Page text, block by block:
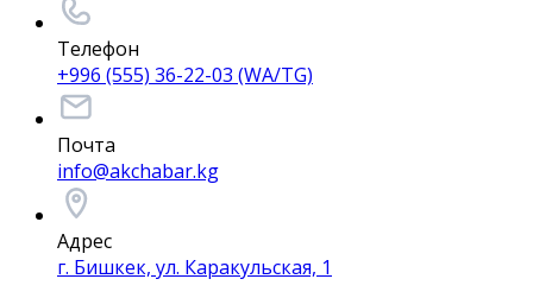
Телефон
+996 (555) 36-22-03 (WA/TG)
Почта
info@akchabar.kg
Адрес
г. Бишкек, ул. Каракульская, 1